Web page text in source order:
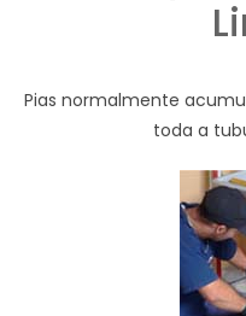
Pias normalmente
toda a